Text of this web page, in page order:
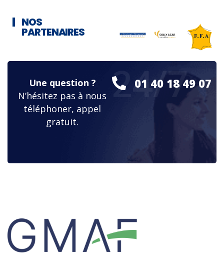
NOS
PARTENAIRES
Une question ?
N’hésitez pas à nous
téléphoner, appel
gratuit.
01 40 18 49 07
24/7